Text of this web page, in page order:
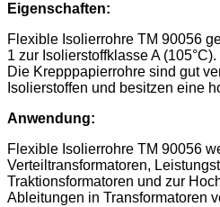
Eigenschaften:
Flexible Isolierrohre TM 90056
1 zur Isolierstoffklasse A (105°C).
Die Krepppapierrohre sind gut
Isolierstoffen und besitzen eine
Anwendung:
Flexible Isolierrohre TM 90056
Verteiltransformatoren,
Traktionsformatoren und zur
Ableitungen in Transformatoren